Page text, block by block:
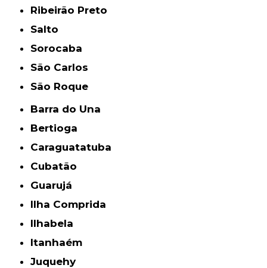
Ribeirão Preto
Salto
Sorocaba
São Carlos
São Roque
Barra do Una
Bertioga
Caraguatatuba
Cubatão
Guarujá
Ilha Comprida
Ilhabela
Itanhaém
Juquehy